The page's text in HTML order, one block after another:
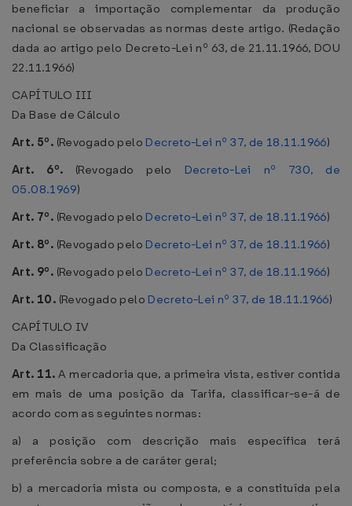
beneficiar a importação complementar da produção
nacional se observadas as normas deste artigo. (Redação
dada ao artigo pelo Decreto-Lei nº 63, de 21.11.1966, DOU
22.11.1966)
CAPÍTULO III
Da Base de Cálculo
Art. 5º. (Revogado pelo Decreto-Lei nº 37, de 18.11.1966)
Art. 6º. (Revogado pelo Decreto-Lei nº 730, de
05.08.1969)
Art. 7º. (Revogado pelo Decreto-Lei nº 37, de 18.11.1966)
Art. 8º. (Revogado pelo Decreto-Lei nº 37, de 18.11.1966)
Art. 9º. (Revogado pelo Decreto-Lei nº 37, de 18.11.1966)
Art. 10. (Revogado pelo Decreto-Lei nº 37, de 18.11.1966)
CAPÍTULO IV
Da Classificação
Art. 11.A mercadoria que, a primeira vista, estiver contida
em mais de uma posição da Tarifa, classificar-se-á de
acordo com as seguintes normas:
a) a posição com descrição mais específica terá
preferência sobre a de caráter geral;
b) a mercadoria mista ou composta, e a constituída pela